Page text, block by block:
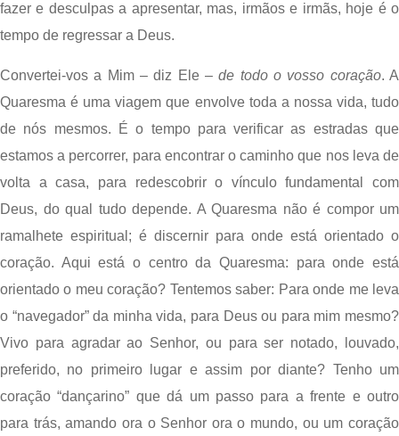
fazer e desculpas a apresentar, mas, irmãos e irmãs, hoje é o
tempo de regressar a Deus.
Convertei-vos a Mim – diz Ele – de todo o vosso coração. A
Quaresma é uma viagem que envolve toda a nossa vida, tudo
de nós mesmos. É o tempo para verificar as estradas que
estamos a percorrer, para encontrar o caminho que nos leva de
volta a casa, para redescobrir o vínculo fundamental com
Deus, do qual tudo depende. A Quaresma não é compor um
ramalhete espiritual; é discernir para onde está orientado o
coração. Aqui está o centro da Quaresma: para onde está
orientado o meu coração? Tentemos saber: Para onde me leva
o “navegador” da minha vida, para Deus ou para mim mesmo?
Vivo para agradar ao Senhor, ou para ser notado, louvado,
preferido, no primeiro lugar e assim por diante? Tenho um
coração “dançarino” que dá um passo para a frente e outro
para trás, amando ora o Senhor ora o mundo, ou um coração